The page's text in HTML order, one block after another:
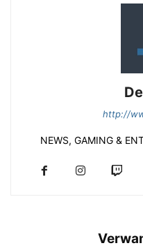
http://
NEWS, GAMING &